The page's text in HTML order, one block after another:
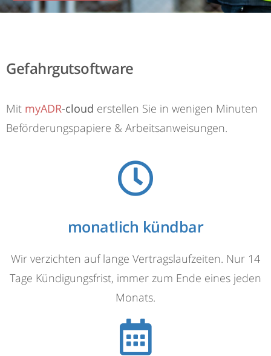
Gefahrgutsoftware
Mit myADR-cloud erstellen Sie in wenigen Minuten
Beförderungspapiere & Arbeitsanweisungen.
monatlich kündbar
Wir verzichten auf lange Vertragslaufzeiten. Nur 14
Tage Kündigungsfrist, immer zum Ende eines jeden
Monats.